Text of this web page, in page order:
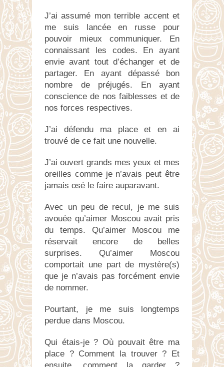
J’ai assumé mon terrible accent et
me suis lancée en russe pour
pouvoir mieux communiquer. En
connaissant les codes. En ayant
envie avant tout d’échanger et de
partager. En ayant dépassé bon
nombre de préjugés. En ayant
conscience de nos faiblesses et de
nos forces respectives.
J’ai défendu ma place et en ai
trouvé de ce fait une nouvelle.
J’ai ouvert grands mes yeux et mes
oreilles comme je n’avais peut être
jamais osé le faire auparavant.
Avec un peu de recul, je me suis
avouée qu’aimer Moscou avait pris
du temps. Qu’aimer Moscou me
réservait encore de belles
surprises. Qu’aimer Moscou
comportait une part de mystère(s)
que je n’avais pas forcément envie
de nommer.
Pourtant, je me suis longtemps
perdue dans Moscou.
Qui étais-je ? Où pouvait être ma
place ? Comment la trouver ? Et